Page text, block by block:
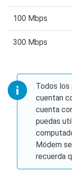
100 Mbps
300 Mbps
Todos los
cuentan
cuenta
puedas
Módem
recuerda